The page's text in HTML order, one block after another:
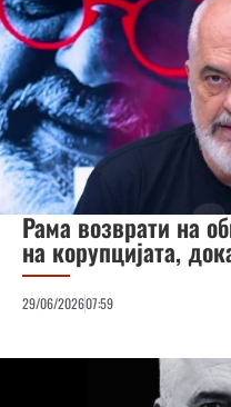
Рама возврати на
на корупцијата,
29/06/202607:59